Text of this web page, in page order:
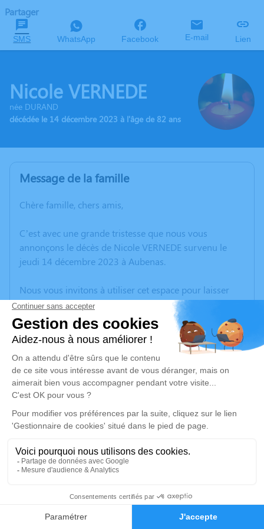
Faire-part Hommages
Partager
SMS WhatsApp Facebook E-mail Lien
Nicole VERNEDE
née DURAND
décédée le 14 décembre 2023 à l'âge de 82 ans
Message de la famille
Chère famille, chers amis,
C’est avec une grande tristesse que nous vous
annonçons le décès de Nicole VERNEDE survenu le
jeudi 14 décembre 2023 à Aubenas.
Nous vous invitons à utiliser cet espace pour laisser
vos condoléances, partager des photos souvenirs, une
anecdote ou exprimer vos pensées à travers des
poèmes ou des textes. Cet endroit est un lieu
d'expression dédié à honorer la mémoire de Nicole
VERNEDE.
Un service de plantation d’arbre hommage est
disponible ici.
Je rends hommage
Cérémonie civile
Cimetière de Vallon-Pont-d'Arc
07150 Vallon-Pont-d'Arc